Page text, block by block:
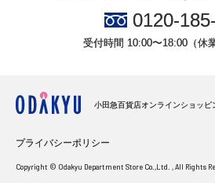
0120-
受付時間 10:00〜18:00（休
小田急百貨店オンラインショッピ
プライバシーポリシー
Copyright © Odakyu Department Store Co.,Ltd. , All Rights